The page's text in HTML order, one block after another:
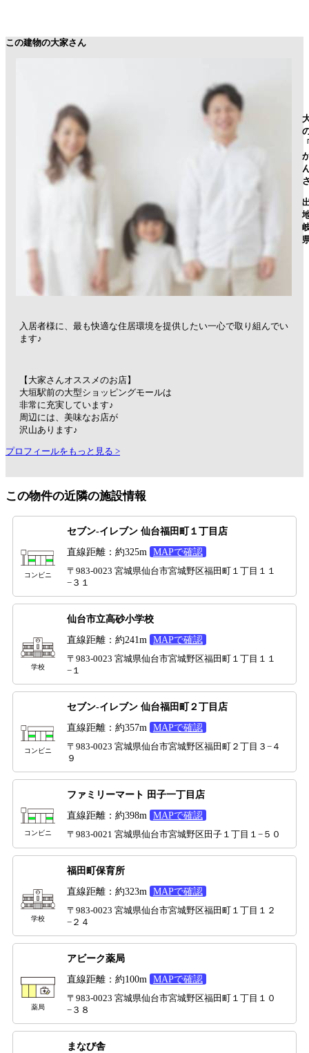
この建物の大家さん
入居者様に、最も快適な住居環境を提供したい一心で取り組んでい
ます♪
【大家さんオススメのお店】
大垣駅前の大型ショッピングモールは
非常に充実しています♪
周辺には、美味なお店が
沢山あります♪
プロフィールをもっと見る >
この物件の近隣の施設情報
コンビニ
セブン-イレブン 仙台福田町１丁目店
直線距離：約325m MAPで確認
〒983-0023 宮城県仙台市宮城野区福田町１丁目１１
−３１
学校
仙台市立高砂小学校
直線距離：約241m MAPで確認
〒983-0023 宮城県仙台市宮城野区福田町１丁目１１
−１
コンビニ
セブン-イレブン 仙台福田町２丁目店
直線距離：約357m MAPで確認
〒983-0023 宮城県仙台市宮城野区福田町２丁目３−４
９
コンビニ
ファミリーマート 田子一丁目店
直線距離：約398m MAPで確認
〒983-0021 宮城県仙台市宮城野区田子１丁目１−５０
学校
福田町保育所
直線距離：約323m MAPで確認
〒983-0023 宮城県仙台市宮城野区福田町１丁目１２
−２４
薬局
アビーク薬局
直線距離：約100m MAPで確認
〒983-0023 宮城県仙台市宮城野区福田町１丁目１０
−３８
まなび舎